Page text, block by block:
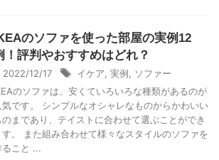
のソファを使った部屋の実例12
！評判やおすすめはどれ？
2022/12/17 イケア 実例
ソファー
のソファは、安くていろいろな種類があるのが
気です。 シンプルなオシャレなものからかわいい
のまであり、テイストに合わせて選ぶことができ
す。 また組み合わせて様々なスタイルのソファを
ること ...